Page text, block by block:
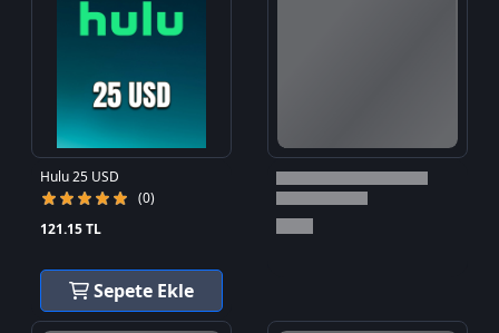
Hulu 25 USD
(0)
121.15 TL
Sepete Ekle